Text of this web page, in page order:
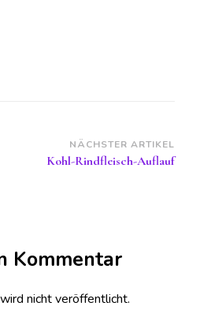
NÄCHSTER ARTIKEL
Kohl-Rindfleisch-Auflauf
Kommentar
nicht veröffentlicht.